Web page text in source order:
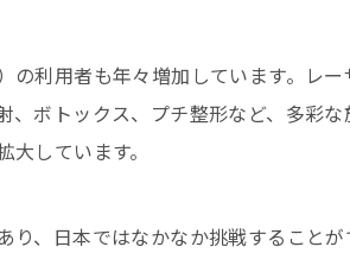
の利用者も年々増加しています。レ
、ボトックス、プチ整形など、多彩
しています。
り、日本ではなかなか挑戦すること